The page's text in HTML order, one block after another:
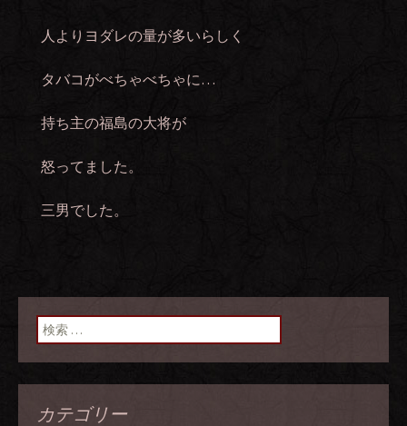
人よりヨダレの量が多いらしく
タバコがべちゃべちゃに…
持ち主の福島の大将が
怒ってました。
三男でした。
検索:
カテゴリー